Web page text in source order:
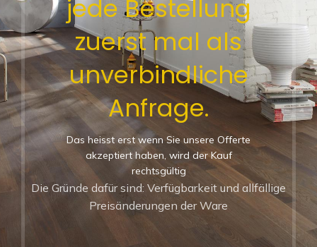
jede Bestellung
zuerst mal als
unverbindliche
Anfrage.
Das heisst erst wenn Sie unsere Offerte
akzeptiert haben, wird der Kauf
rechtsgültig
Die Gründe dafür sind: Verfügbarkeit und allfällige
Preisänderungen der Ware